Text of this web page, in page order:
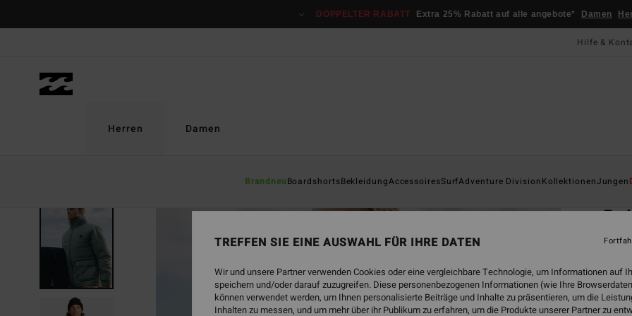
DOPPELTER RABATT Extra 25% Rabatt auf alle angebote* Damen
Hilfe &
Herren
BrandneuBoardshortsBekleidungAccessoiresSurfAdventure DivisionKollektionenJungen
Damen
ECO-
CHF
TREFFEN SIE EINE AUSWAHL FÜR IHRE DATEN
Wir und unsere Partner verwenden Cookies oder eine vergleichbare Technologie, um Informationen auf
speichern und/oder darauf zuzugreifen. Diese personenbezogenen Informationen (wie Ihre
können verwendet werden, um Ihnen personalisierte Beiträge und Inhalte zu präsentieren, um die
Inhalten zu messen, und um mehr über ihr Publikum zu erfahren, um die Produkte unserer Partner zu